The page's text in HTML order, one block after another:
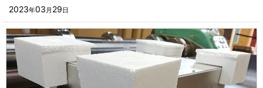
2023年03 月 29日
■その他箱・ケース
■袋
■ウレタン・スポンジ
■気泡緩衝材・ミラーマット
2023年
2022年
2021年